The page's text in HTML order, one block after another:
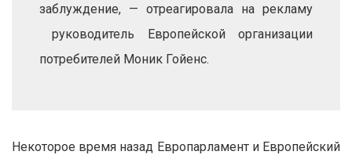
заблуждение, — отреагировала на рекламу
руководитель Европейской организации
потребителей Моник Гойенс.
Некоторое время назад Европарламент и Европейский